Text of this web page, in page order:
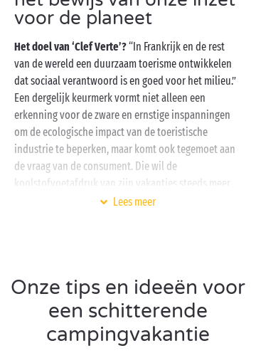
voor de planeet
Het doel van ‘Clef Verte’?“In Frankrijk en de rest
van de wereld een duurzaam toerisme ontwikkelen
dat sociaal verantwoord is en goed voor het milieu.”
Een dergelijk keurmerk vormt niet alleen een
erkenning voor de zware en ernstige inspanningen
om de ecologische impact van de toeristische
industrie te beperken, maar komt ook tegemoet aan
de vraag van de consument. Die wil de
koolstofvoetafdruk van zijn vakanties steeds meer
opnieuw geëvalueerd om ter zake steeds een
voortrekkersrol te blijven spelen en aan de nieuwste
milieueisen tegemoet te komen.
Om het kostbare keurmerk te behalen, moet het
milieuprogramma van elke kandidaat voldoen aan
Lees meer
Onze tips en ideeën voor
een schitterende
campingvakantie